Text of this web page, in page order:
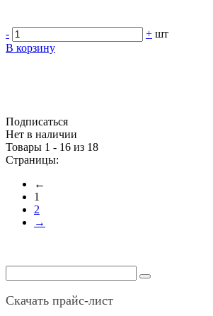
-
+ шт
В корзину
Подписаться
Нет в наличии
Товары 1 - 16 из 18
Страницы:
←
1
2
→
Скачать прайс-лист